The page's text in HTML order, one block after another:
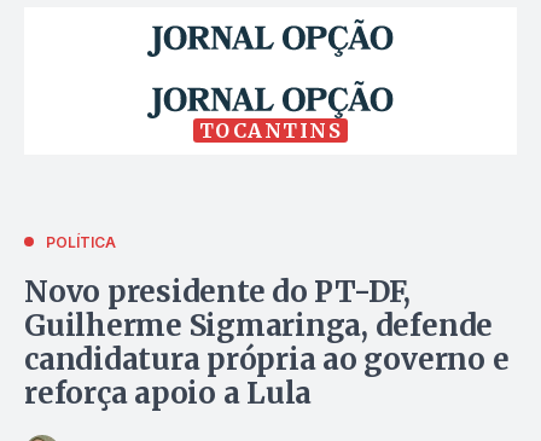
TOCANTINS
POLÍTICA
Novo presidente do PT-DF,
Guilherme Sigmaringa, defende
candidatura própria ao governo e
reforça apoio a Lula